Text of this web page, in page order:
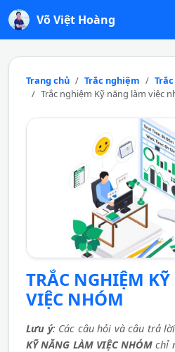
Võ Việt Hoàng
Trang chủ Trắc nghiệm
Trắc nghiệm Kỹ năng làm việc
TRẮC NGHIỆM
VIỆC NHÓM
Lưu ý: Các câu hỏi và câu trả
KỸ NĂNG LÀM VIỆC NHÓM chỉ